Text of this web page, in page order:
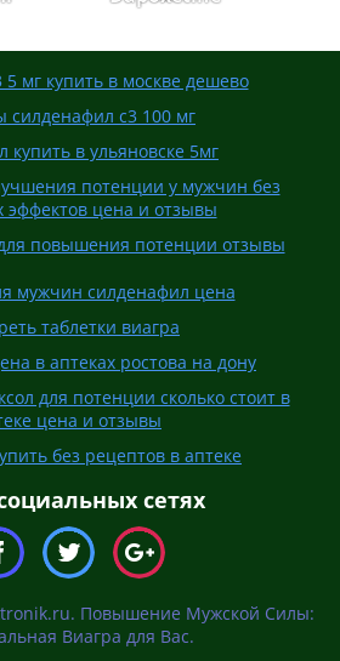
5 мг купить в москве дешево
силденафил с3 100 мг
купить в ульяновске 5мг
потенции у мужчин без
эффектов цена и отзывы
повышения потенции отзывы
мужчин силденафил цена
таблетки виагра
в аптеках ростова на дону
для потенции сколько стоит в
цена и отзывы
без рецептов в аптеке
сетях
Повышение Мужской Силы:
Виагра для Вас.